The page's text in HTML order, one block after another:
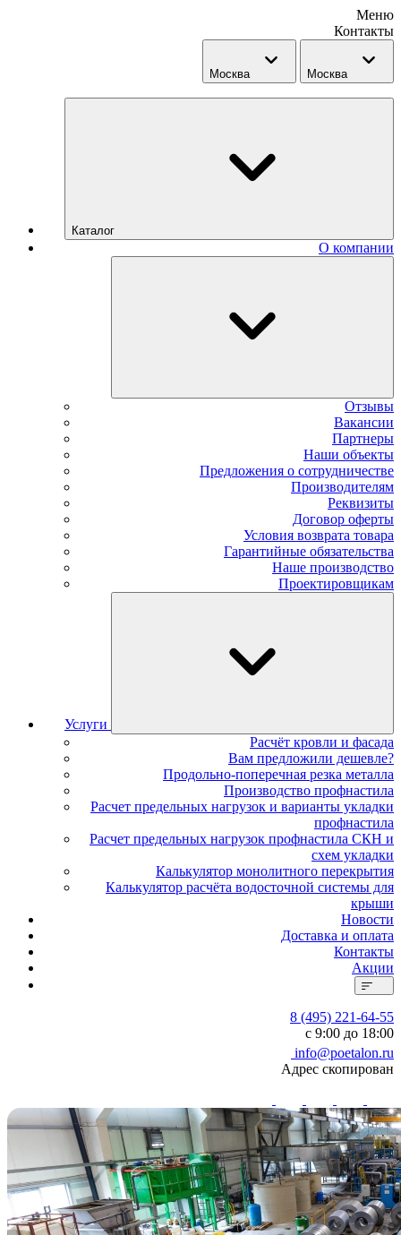
Меню
Контакты
Москва Москва
Каталог
О компании
Отзывы
Вакансии
Партнеры
Наши объекты
Предложения о сотрудничестве
Производителям
Реквизиты
Договор оферты
Условия возврата товара
Гарантийные обязательства
Наше производство
Проектировщикам
Услуги
Расчёт кровли и фасада
Вам предложили дешевле?
Продольно-поперечная резка металла
Производство профнастила
Расчет предельных нагрузок и варианты укладки
профнастила
Расчет предельных нагрузок профнастила СКН и
схем укладки
Калькулятор монолитного перекрытия
Калькулятор расчёта водосточной системы для
крыши
Новости
Доставка и оплата
Контакты
Акции
8 (495) 221-64-55
с 9:00 до 18:00
info@poetalon.ru
Адрес скопирован